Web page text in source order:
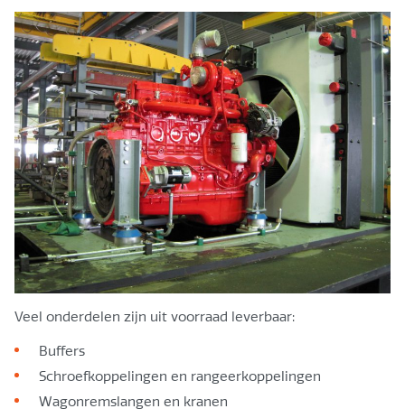
Veel onderdelen zijn uit voorraad leverbaar:
Buffers
Schroefkoppelingen en rangeerkoppelingen
Wagonremslangen en kranen